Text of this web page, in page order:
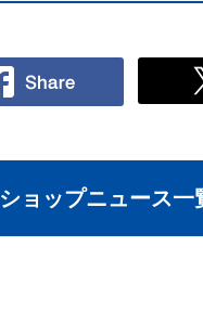
ショップニュース一